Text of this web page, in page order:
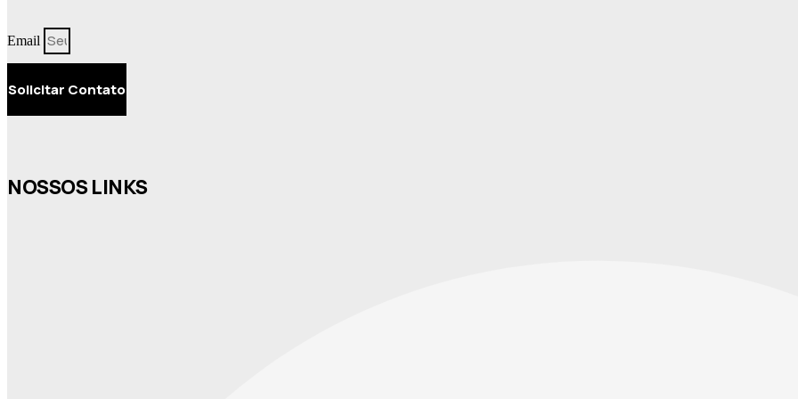
Email
Solicitar Contato
NOSSOS LINKS